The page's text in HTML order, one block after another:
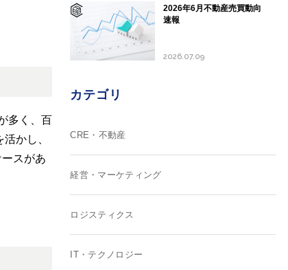
多く、百
かし、
スがあ
2026年6月不動産売買動向
速報
2026.07.09
カテゴリ
CRE・不動産
経営・マーケティング
ロジスティクス
IT・テクノロジー